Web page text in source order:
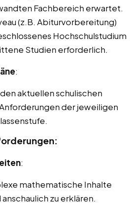
Fachbereich erwartet.
(z.B. Abiturvorbereitung)
Hochschulstudium
Studien erforderlich.
:
aktuellen schulischen
der jeweiligen
:
mathematische Inhalte
zu erklären.